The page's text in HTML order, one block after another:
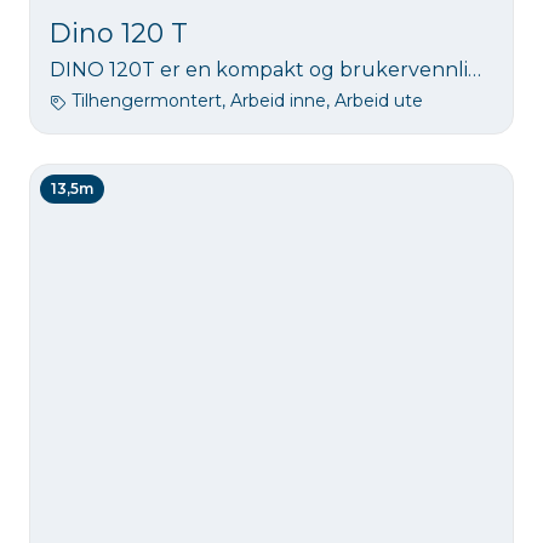
Dino 120 T
DINO 120T er en kompakt og brukervennlig tilhengerlift med 12 meters arbeidshøyde. Den gir sikker og effektiv tilgang til arbeid i høyden, og passer godt for både profesjonelle og privatpersoner som trenger en enkel løsning for mindre oppgaver.
Tilhengermontert, Arbeid inne, Arbeid ute
13,5m